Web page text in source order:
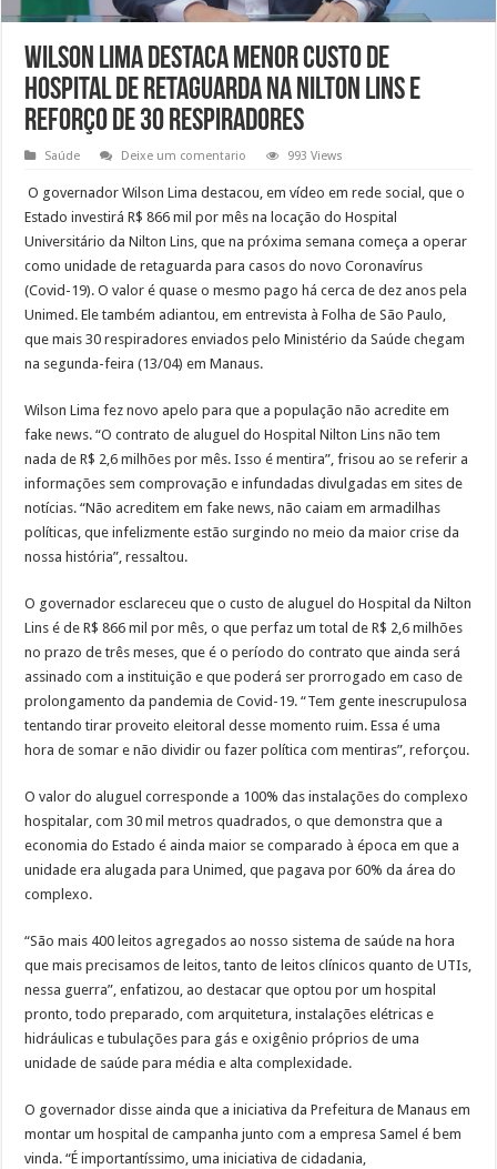
Wilson Lima destaca menor custo de
hospital de retaguarda na Nilton Lins e
reforço de 30 respiradores
Saúde Deixe um comentario 993 Views
O governador Wilson Lima destacou, em vídeo em rede social, que o
Estado investirá R$ 866 mil por mês na locação do Hospital
Universitário da Nilton Lins, que na próxima semana começa a operar
como unidade de retaguarda para casos do novo Coronavírus
(Covid-19). O valor é quase o mesmo pago há cerca de dez anos pela
Unimed. Ele também adiantou, em entrevista à Folha de São Paulo,
que mais 30 respiradores enviados pelo Ministério da Saúde chegam
na segunda-feira (13/04) em Manaus.
Wilson Lima fez novo apelo para que a população não acredite em
fake news. “O contrato de aluguel do Hospital Nilton Lins não tem
nada de R$ 2,6 milhões por mês. Isso é mentira”, frisou ao se referir a
informações sem comprovação e infundadas divulgadas em sites de
notícias. “Não acreditem em fake news, não caiam em armadilhas
políticas, que infelizmente estão surgindo no meio da maior crise da
nossa história”, ressaltou.
O governador esclareceu que o custo de aluguel do Hospital da Nilton
Lins é de R$ 866 mil por mês, o que perfaz um total de R$ 2,6 milhões
no prazo de três meses, que é o período do contrato que ainda será
assinado com a instituição e que poderá ser prorrogado em caso de
prolongamento da pandemia de Covid-19. “Tem gente inescrupulosa
tentando tirar proveito eleitoral desse momento ruim. Essa é uma
hora de somar e não dividir ou fazer política com mentiras”, reforçou.
O valor do aluguel corresponde a 100% das instalações do complexo
hospitalar, com 30 mil metros quadrados, o que demonstra que a
economia do Estado é ainda maior se comparado à época em que a
unidade era alugada para Unimed, que pagava por 60% da área do
complexo.
“São mais 400 leitos agregados ao nosso sistema de saúde na hora
que mais precisamos de leitos, tanto de leitos clínicos quanto de UTIs,
nessa guerra”, enfatizou, ao destacar que optou por um hospital
pronto, todo preparado, com arquitetura, instalações elétricas e
hidráulicas e tubulações para gás e oxigênio próprios de uma
unidade de saúde para média e alta complexidade.
O governador disse ainda que a iniciativa da Prefeitura de Manaus em
montar um hospital de campanha junto com a empresa Samel é bem
vinda. “É importantíssimo, uma iniciativa de cidadania,